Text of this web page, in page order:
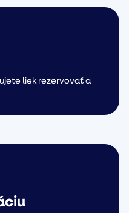
liek rezervovať a